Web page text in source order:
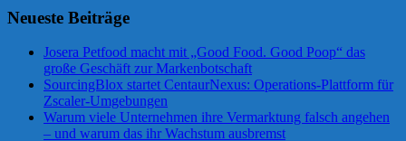
Neueste Beiträge
Josera Petfood macht mit „Good Food. Good Poop“ das
große Geschäft zur Markenbotschaft
SourcingBlox startet CentaurNexus: Operations-Plattform für
Zscaler-Umgebungen
Warum viele Unternehmen ihre Vermarktung falsch angehen
– und warum das ihr Wachstum ausbremst